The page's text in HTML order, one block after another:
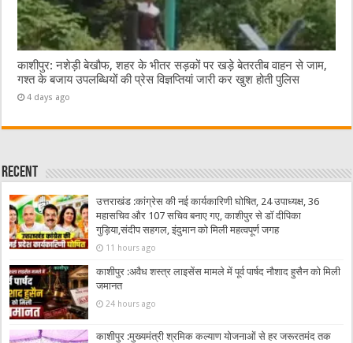
काशीपुर: नशेड़ी बेखौफ, शहर के भीतर सड़कों पर खड़े बेतरतीब वाहन से जाम,
गश्त के बजाय उपलब्धियों की प्रेस विज्ञप्तियां जारी कर खुश होती पुलिस
4 days ago
Recent
उत्तराखंड :कांग्रेस की नई कार्यकारिणी घोषित, 24 उपाध्यक्ष, 36
महासचिव और 107 सचिव बनाए गए, काशीपुर से डॉ दीपिका
गुड़िया,संदीप सहगल, इंदुमान को मिली महत्वपूर्ण जगह
11 hours ago
काशीपुर :अवैध शस्त्र लाइसेंस मामले में पूर्व पार्षद नौशाद हुसैन को मिली
जमानत
24 hours ago
काशीपुर :मुख्यमंत्री श्रमिक कल्याण योजनाओं से हर जरूरतमंद तक